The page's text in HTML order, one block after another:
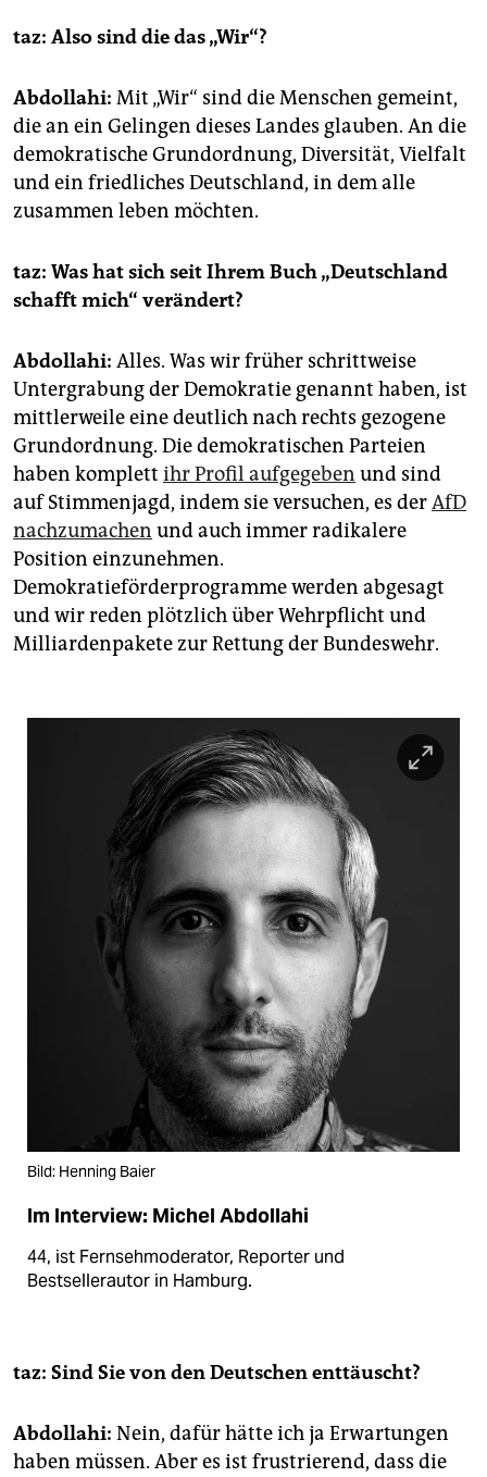
taz: Also sind die das „Wir“?
Abdollahi: Mit „Wir“ sind die Menschen gemeint,
die an ein Gelingen dieses Landes glauben. An die
demokratische Grundordnung, Diversität, Vielfalt
und ein friedliches Deutschland, in dem alle
zusammen leben möchten.
taz: Was hat sich seit Ihrem Buch „Deutschland
schafft mich“ verändert?
Abdollahi: Alles. Was wir früher schrittweise
Untergrabung der Demokratie genannt haben, ist
mittlerweile eine deutlich nach rechts gezogene
Grundordnung. Die demokratischen Parteien
haben komplett ihr Profil aufgegeben und sind
auf Stimmenjagd, indem sie versuchen, es derAfD
nachzumachen und auch immer radikalere
Position einzunehmen.
Demokratieförderprogramme werden abgesagt
und wir reden plötzlich über Wehrpflicht und
Milliardenpakete zur Rettung der Bundeswehr.
Bild: Henning Baier
Im Interview: Michel Abdollahi
44, ist Fernseh­moderator, Reporter und
Bestsellerautor in Hamburg.
taz: Sind Sie von den Deutschen enttäuscht?
Abdollahi: Nein, dafür hätte ich ja Erwartungen
haben müssen. Aber es ist frustrierend, dass die